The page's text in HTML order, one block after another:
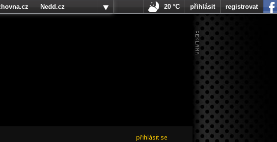
přihlásit se
Nedd.cz
20 °C přihlásit registrovat